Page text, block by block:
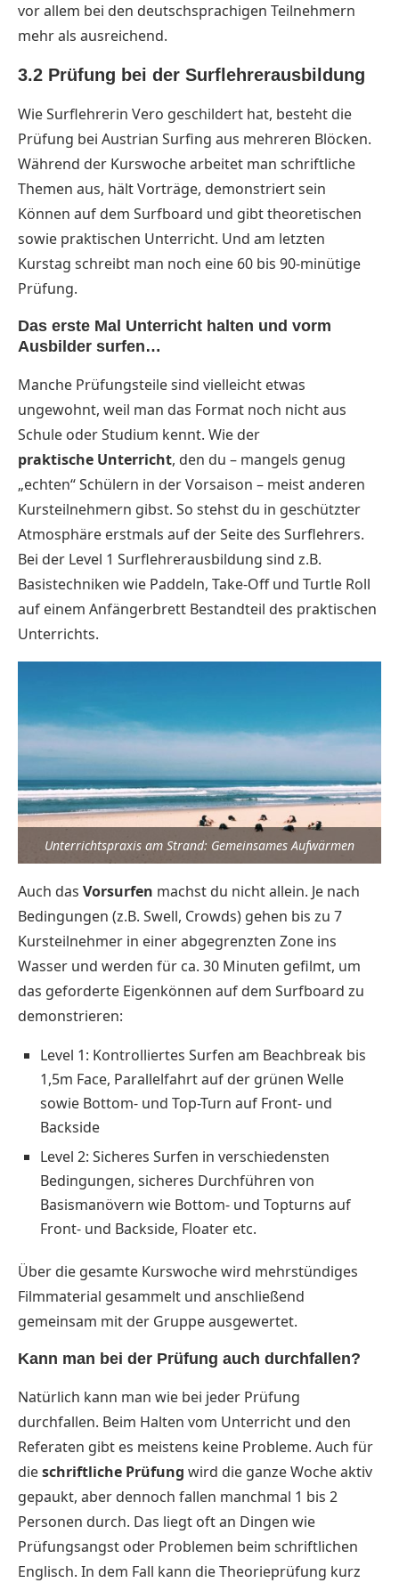
vor allem bei den deutschsprachigen Teilnehmern
mehr als ausreichend.
3.2 Prüfung bei der Surflehrerausbildung
Wie Surflehrerin Vero geschildert hat, besteht die
Prüfung bei Austrian Surfing aus mehreren Blöcken.
Während der Kurswoche arbeitet man schriftliche
Themen aus, hält Vorträge, demonstriert sein
Können auf dem Surfboard und gibt theoretischen
sowie praktischen Unterricht. Und am letzten
Kurstag schreibt man noch eine 60 bis 90-minütige
Prüfung.
Das erste Mal Unterricht halten und vorm
Ausbilder surfen…
Manche Prüfungsteile sind vielleicht etwas
ungewohnt, weil man das Format noch nicht aus
Schule oder Studium kennt. Wie der
praktische Unterricht, den du – mangels genug
„echten“ Schülern in der Vorsaison – meist anderen
Kursteilnehmern gibst. So stehst du in geschützter
Atmosphäre erstmals auf der Seite des Surflehrers.
Bei der Level 1 Surflehrerausbildung sind z.B.
Basistechniken wie Paddeln, Take-Off und Turtle Roll
auf einem Anfängerbrett Bestandteil des praktischen
Unterrichts.
Unterrichtspraxis am Strand: Gemeinsames Aufwärmen
Auch das Vorsurfen machst du nicht allein. Je nach
Bedingungen (z.B. Swell, Crowds) gehen bis zu 7
Kursteilnehmer in einer abgegrenzten Zone ins
Wasser und werden für ca. 30 Minuten gefilmt, um
das geforderte Eigenkönnen auf dem Surfboard zu
demonstrieren:
Level 1: Kontrolliertes Surfen am Beachbreak bis
1,5m Face, Parallelfahrt auf der grünen Welle
sowie Bottom- und Top-Turn auf Front- und
Backside
Level 2: Sicheres Surfen in verschiedensten
Bedingungen, sicheres Durchführen von
Basismanövern wie Bottom- und Topturns auf
Front- und Backside, Floater etc.
Über die gesamte Kurswoche wird mehrstündiges
Filmmaterial gesammelt und anschließend
gemeinsam mit der Gruppe ausgewertet.
Kann man bei der Prüfung auch durchfallen?
Natürlich kann man wie bei jeder Prüfung
durchfallen. Beim Halten vom Unterricht und den
Referaten gibt es meistens keine Probleme. Auch für
dieschriftliche Prüfung wird die ganze Woche aktiv
gepaukt, aber dennoch fallen manchmal 1 bis 2
Personen durch. Das liegt oft an Dingen wie
Prüfungsangst oder Problemen beim schriftlichen
Englisch. In dem Fall kann die Theorieprüfung kurz